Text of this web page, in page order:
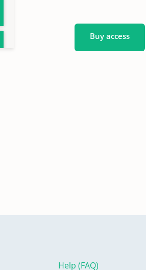
Buy access
Help (FAQ)